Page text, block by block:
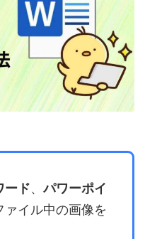
ード、パワーポイ
ァイル中の画像を